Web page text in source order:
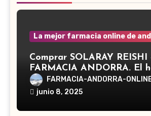
La mejor farmacia online de
Comprar SOLARAY REISHI
FARMACIA ANDORRA. El
Reishi, cuyo nombre
Ganoderma lucidum, es un
en la medicina tradicional
FARMACIA-ANDORRA-
junio 8, 2025